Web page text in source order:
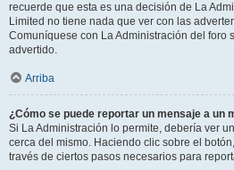
recuerde que esta es una decisión de La
Limited no tiene nada que ver con las
Comuníquese con La Administración del foro
advertido.
Arriba
¿Cómo se puede reportar un mensaje a un
Si La Administración lo permite, debería ver
cerca del mismo. Haciendo clic sobre el
través de ciertos pasos necesarios para